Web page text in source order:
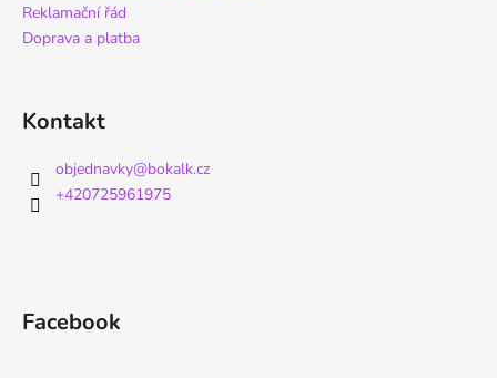
Reklamační řád
Doprava a platba
Kontakt
objednavky@bokalk.cz
+420725961975
Facebook